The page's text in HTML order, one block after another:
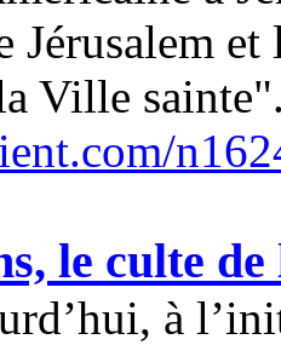
Jérusalem
Ville
le culte
à